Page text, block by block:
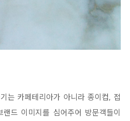
는 카페테리아가 아니라 종이컵, 접
드 이미지를 심어주어 방문객들이